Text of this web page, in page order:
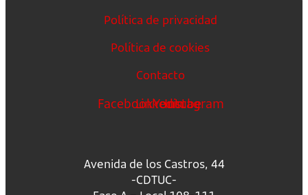
Política de privacidad
Política de cookies
Contacto
FacebookLinkedin
Youtube
Instagram
Avenida de los Castros, 44
-CDTUC-